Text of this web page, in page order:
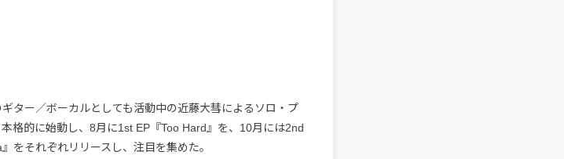
ター／ボーカルとしても活動中の近藤大彗によるソロ・プ
格的に始動し、8月に1st EP『Too Hard』を、10月には2nd
をそれぞれリリースし、注目を集めた。